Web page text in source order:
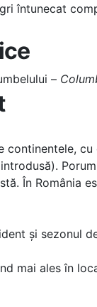
întunecat
–
În
și sezonul
mai ales în